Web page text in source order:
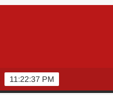
11:22:38 PM